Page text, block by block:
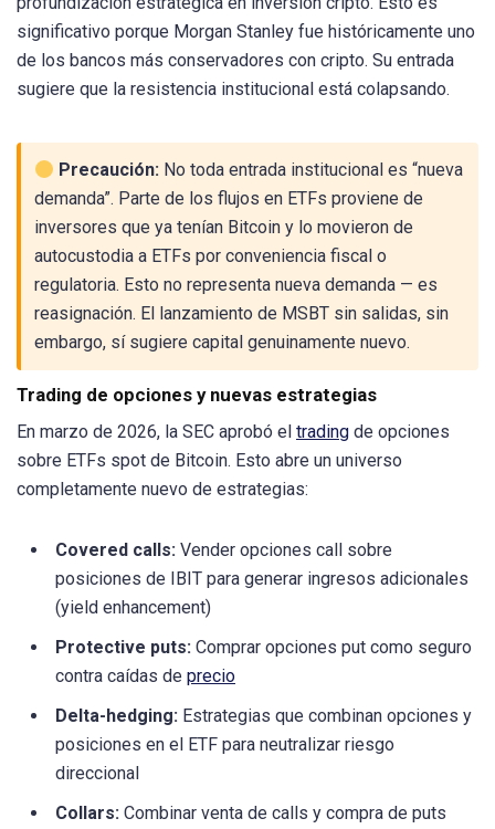
significativo porque Morgan Stanley fue históricamente uno
de los bancos más conservadores con cripto. Su entrada
sugiere que la resistencia institucional está colapsando.
Precaución: No toda entrada institucional es “nueva
demanda”. Parte de los flujos en ETFs proviene de
inversores que ya tenían Bitcoin y lo movieron de
autocustodia a ETFs por conveniencia fiscal o
regulatoria. Esto no representa nueva demanda — es
reasignación. El lanzamiento de MSBT sin salidas, sin
embargo, sí sugiere capital genuinamente nuevo.
Trading de opciones y nuevas estrategias
En marzo de 2026, la SEC aprobó el trading de opciones
sobre ETFs spot de Bitcoin. Esto abre un universo
completamente nuevo de estrategias:
Covered calls: Vender opciones call sobre
posiciones de IBIT para generar ingresos adicionales
(yield enhancement)
Protective puts: Comprar opciones put como seguro
contra caídas de precio
Delta-hedging: Estrategias que combinan opciones y
posiciones en el ETF para neutralizar riesgo
direccional
Collars: Combinar venta de calls y compra de puts